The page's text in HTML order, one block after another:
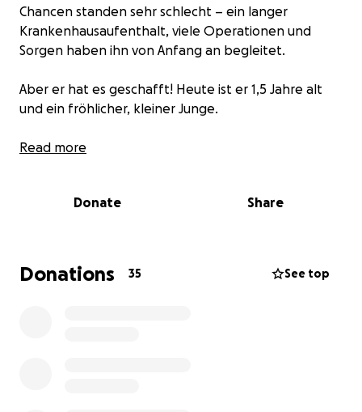
Chancen standen sehr schlecht – ein langer
Krankenhausaufenthalt, viele Operationen und
Sorgen haben ihn von Anfang an begleitet.
Aber er hat es geschafft! Heute ist er 1,5 Jahre alt
und ein fröhlicher, kleiner Junge.
Die Ärzte sagen jedoch, dass er möglicherweise nicht
Krankenkasse die Kosten dafür nicht.
Read more
Donate Share
Donations 35 See top